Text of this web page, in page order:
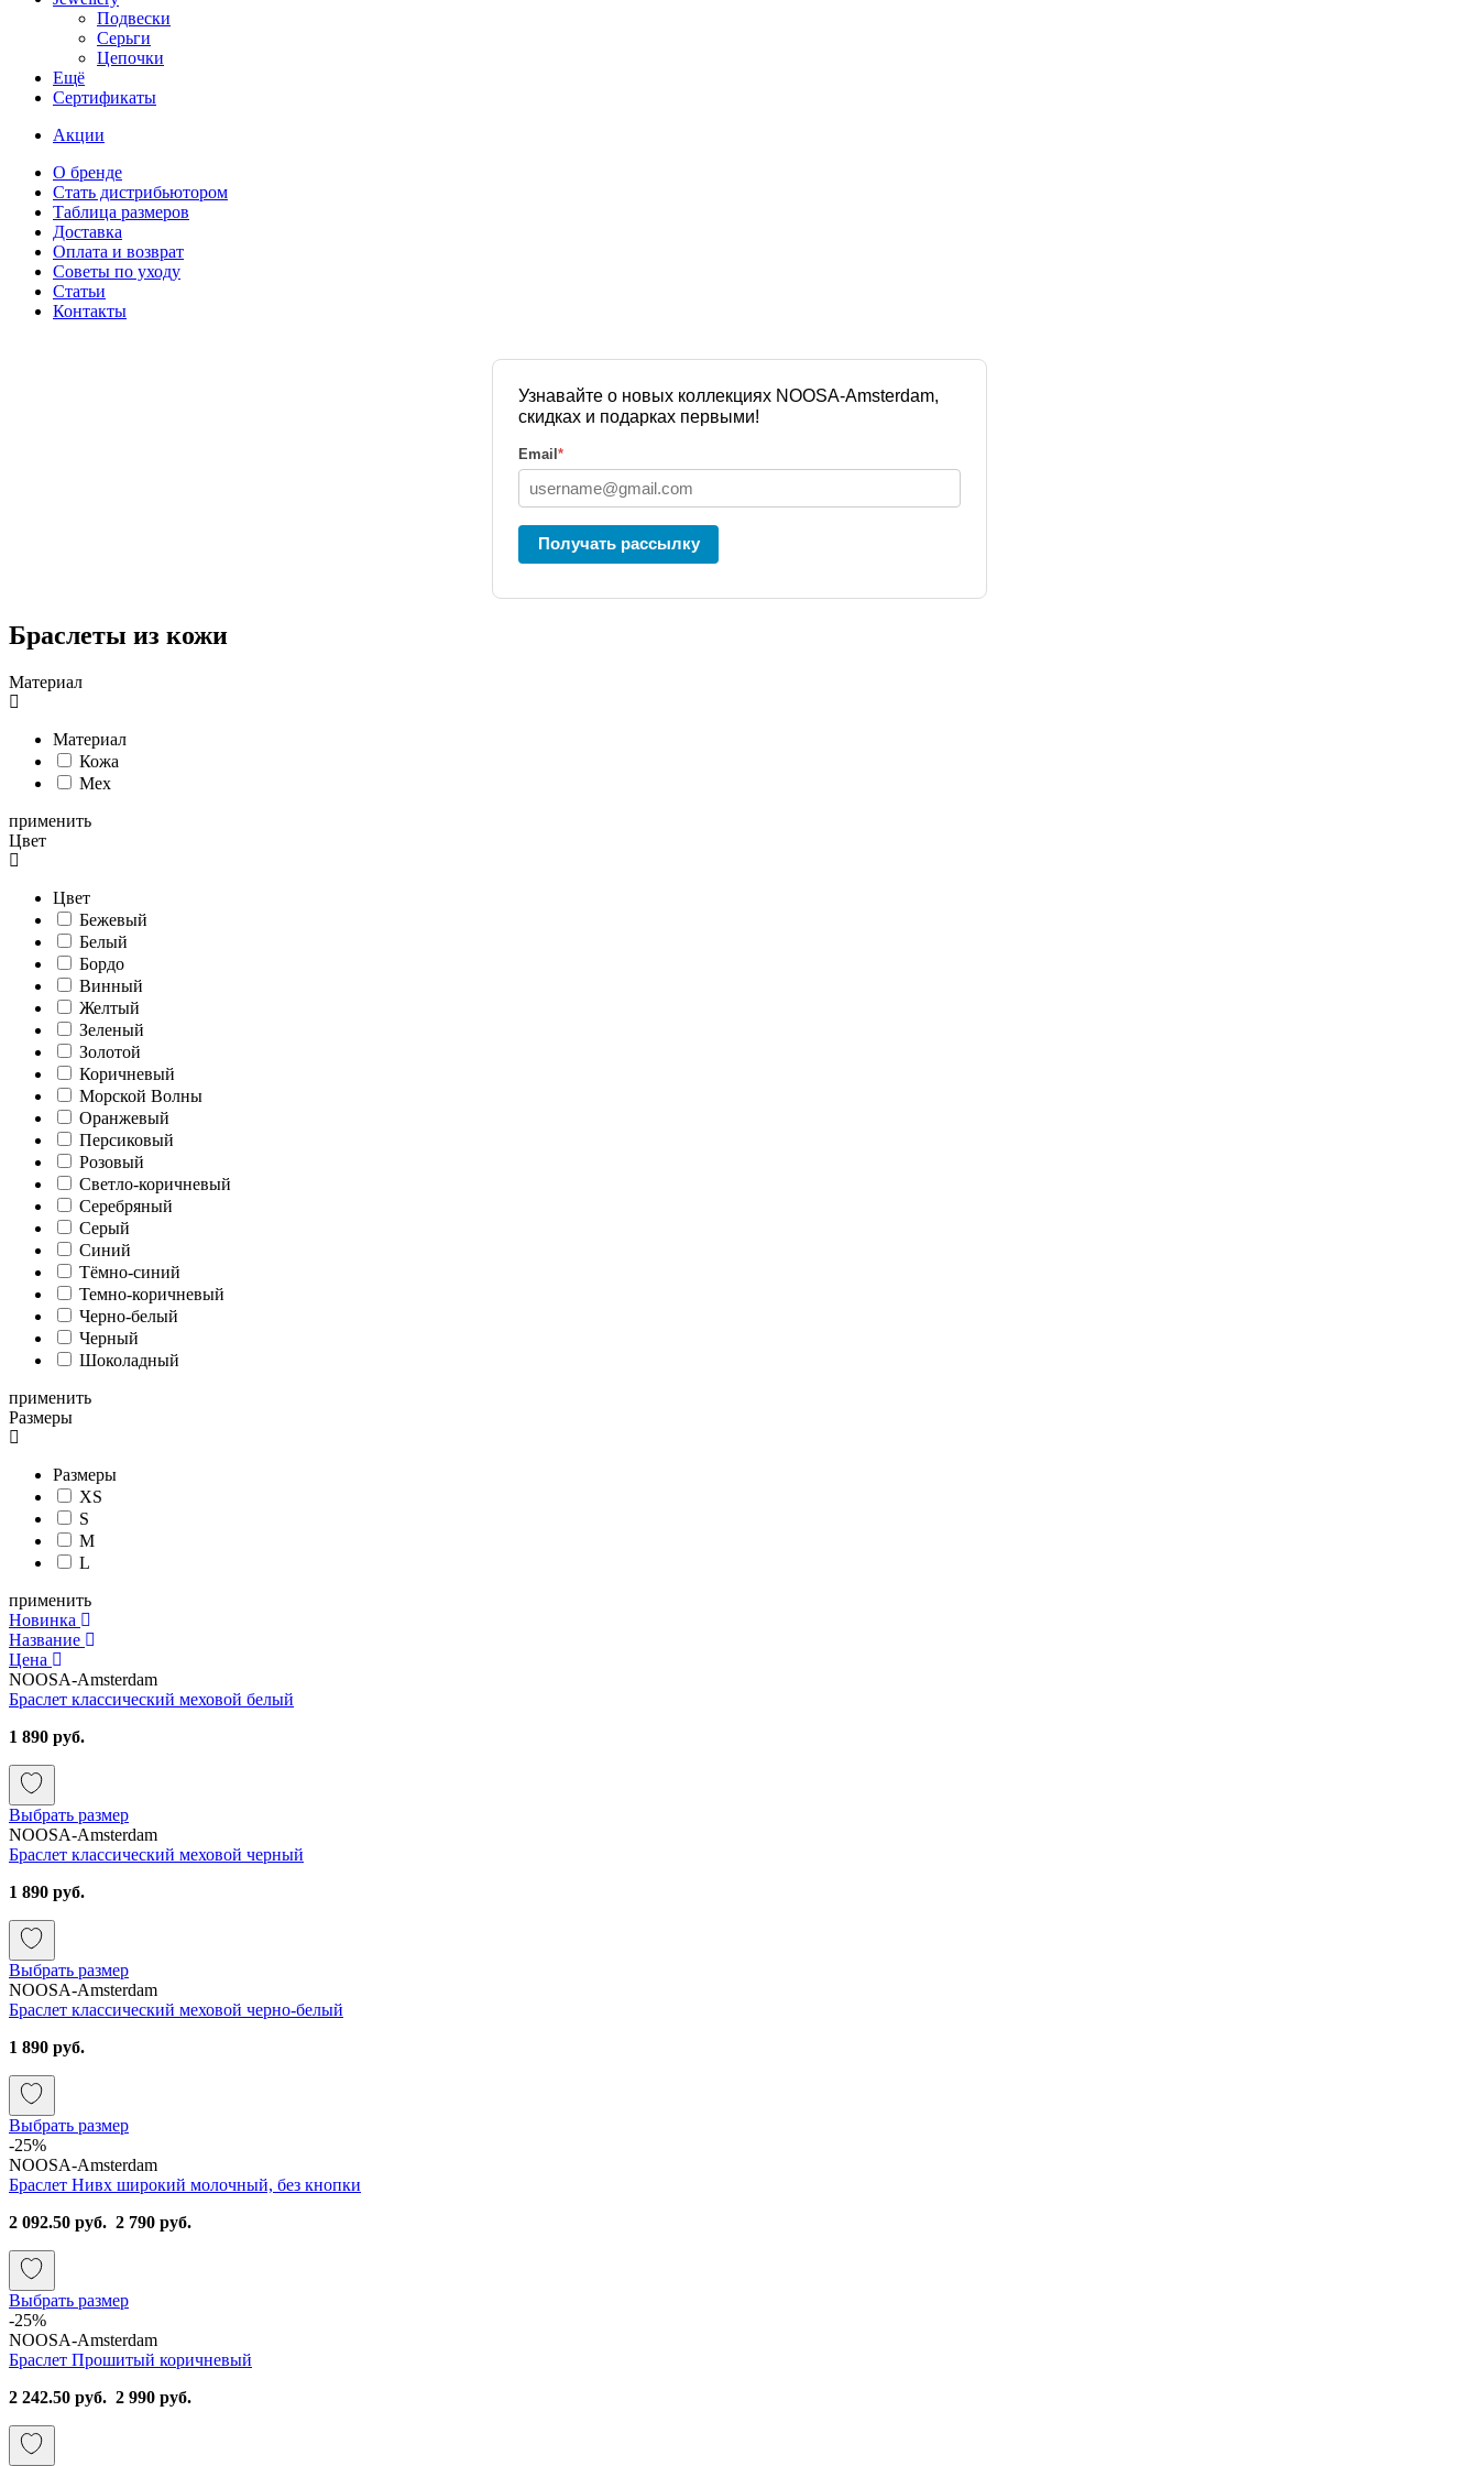
Подвески
Серьги
Цепочки
Ещё
Сертификаты
Акции
О бренде
Стать дистрибьютором
Таблица размеров
Доставка
Оплата и возврат
Советы по уходу
Статьи
Контакты
Узнавайте о новых коллекциях NOOSA-Amsterdam,
скидках и подарках первыми!
Email *
Получать рассылку
Браслеты из кожи
Материал
Материал
Кожа
Мех
применить
Цвет
Цвет
Бежевый
Белый
Бордо
Винный
Желтый
Зеленый
Золотой
Коричневый
Морской Волны
Оранжевый
Персиковый
Розовый
Светло-коричневый
Серебряный
Серый
Синий
Тёмно-синий
Темно-коричневый
Черно-белый
Черный
Шоколадный
применить
Размеры
Размеры
XS
S
M
L
применить
Новинка
Название
Цена
NOOSA-Amsterdam
Браслет классический меховой белый
1 890 руб.
Выбрать размер
NOOSA-Amsterdam
Браслет классический меховой черный
1 890 руб.
Выбрать размер
NOOSA-Amsterdam
Браслет классический меховой черно-белый
1 890 руб.
Выбрать размер
-25%
NOOSA-Amsterdam
Браслет Нивх широкий молочный, без кнопки
2 092.50 руб. 2 790 руб.
Выбрать размер
-25%
NOOSA-Amsterdam
Браслет Прошитый коричневый
2 242.50 руб. 2 990 руб.